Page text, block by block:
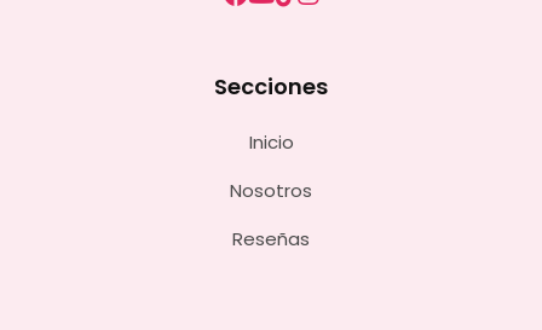
Secciones
Inicio
Nosotros
Reseñas